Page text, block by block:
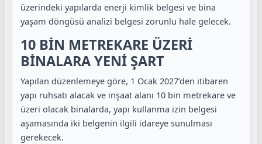
üzerindeki yapılarda enerji kimlik belgesi ve bina
yaşam döngüsü analizi belgesi zorunlu hale gelecek.
10 BİN METREKARE ÜZERİ
BİNALARA YENİ ŞART
Yapılan düzenlemeye göre, 1 Ocak 2027’den itibaren
yapı ruhsatı alacak ve inşaat alanı 10 bin metrekare ve
üzeri olacak binalarda, yapı kullanma izin belgesi
aşamasında iki belgenin ilgili idareye sunulması
gerekecek.